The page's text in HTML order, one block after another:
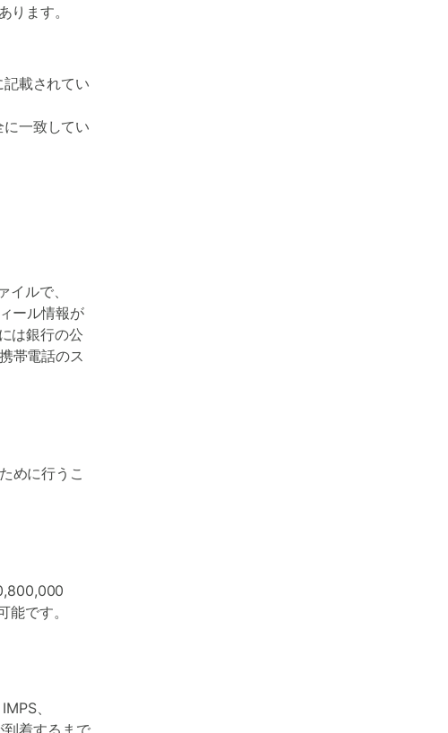
ります。
載されてい
一致してい
ルで、
ール情報が
は銀行の公
帯電話のス
めに行うこ
です。
、
到着するまで